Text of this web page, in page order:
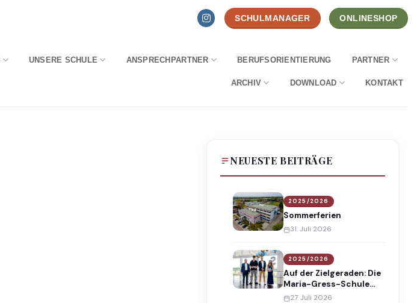
SCHULMANAGER ONLINESHOP
UNSERE SCHULE ANSPRECHPARTNER BERUFSORIENTIERUNG PARTNER
ARCHIV DOWNLOAD KONTAKT
NEUESTE BEITRÄGE
2025/2026
Sommerferien
31. Juli 2026
2025/2026
Auf der Zielgeraden: Die
Maria-Gress-Schule
verabschiedet 138
27. Juli 2026